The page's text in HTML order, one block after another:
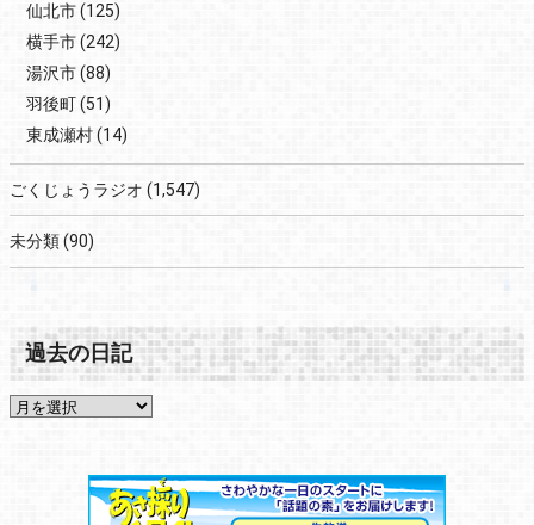
仙北市(125)
横手市(242)
湯沢市(88)
羽後町(51)
東成瀬村(14)
ごくじょうラジオ (1,547)
未分類(90)
過去の日記